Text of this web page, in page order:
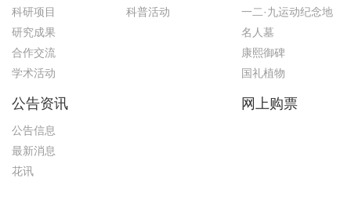
科研项目
研究成果
合作交流
学术活动
科普活动
一二·九运动纪念地
名人墓
康熙御碑
国礼植物
公告资讯
公告信息
最新消息
花讯
网上购票